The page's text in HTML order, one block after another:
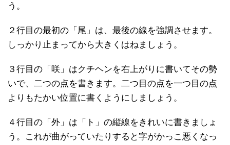
う。
２行目の最初の「尾」は、最後の線を強調させます。
しっかり止まってから大きくはねましょう。
３行目の「咲」はクチヘンを右上がりに書いてその勢
いで、二つの点を書きます。二つ目の点を一つ目の点
よりもたかい位置に書くようにしましょう。
４行目の「外」は「ト」の縦線をきれいに書きましょ
う。これが曲がっていたりすると字がかっこ悪くなっ